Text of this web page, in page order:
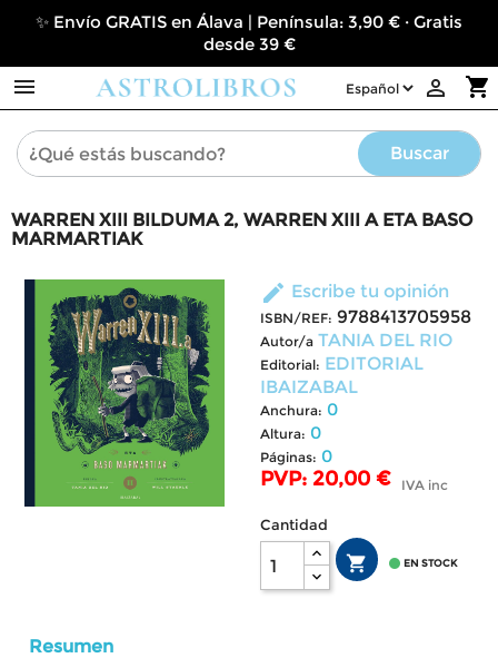
✨ Envío GRATIS en Álava | Península: 3,90 € · Gratis
desde 39 €
 shopping_cart

Buscar
WARREN XIII BILDUMA 2, WARREN XIII A ETA BASO
MARMARTIAK
edit Escribe tu opinión
ISBN/REF: 9788413705958
Autor/a TANIA DEL RIO
Editorial: EDITORIAL
IBAIZABAL
Anchura: 0
Altura: 0
Páginas: 0
PVP: 20,00 € IVA inc
Cantidad
  EN STOCK
Resumen